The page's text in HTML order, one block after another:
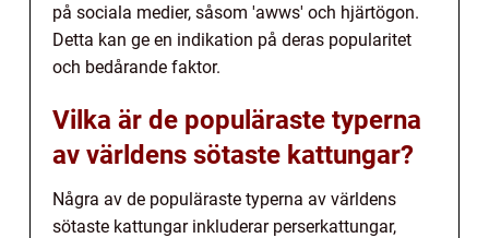
på sociala medier, såsom 'awws' och hjärtögon.
Detta kan ge en indikation på deras popularitet
och bedårande faktor.
Vilka är de populäraste typerna
av världens sötaste kattungar?
Några av de populäraste typerna av världens
sötaste kattungar inkluderar perserkattungar,